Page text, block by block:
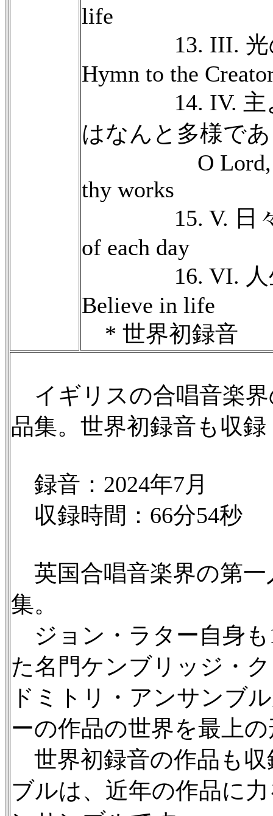
life
13. III. 光の
Hymn to the
14. IV. 主よ
はなんと多様で
O Lord, how
thy works
15. V. 日々
of each day
16. VI. 人生
Believe in life
* 世界初録音
イギリスの合唱音楽
品集。世界初録音も収録
録音：2024年7月
収録時間：66分54秒
英国合唱音楽界の第一
集。
ジョン・ラター自身も
た名門ケンブリッジ・
ドミトリ・アンサンブ
ーの作品の世界を最上
世界初録音の作品も
ブルは、近年の作品に